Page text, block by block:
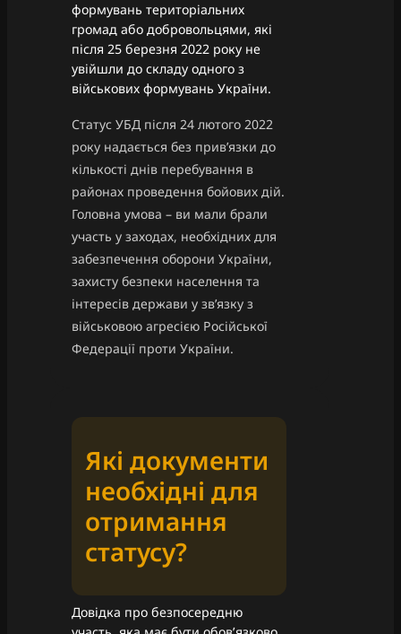
формувань територіальних
громад або добровольцями, які
після 25 березня 2022 року не
увійшли до складу одного з
військових формувань України.
Статус УБД після 24 лютого 2022
року надається без привʼязки до
кількості днів перебування в
районах проведення бойових дій.
Головна умова – ви мали брали
участь у заходах, необхідних для
забезпечення оборони України,
захисту безпеки населення та
інтересів держави у зв’язку з
військовою агресією Російської
Федерації проти України.
Які документи
необхідні для
отримання
статусу?
Довідка про безпосередню